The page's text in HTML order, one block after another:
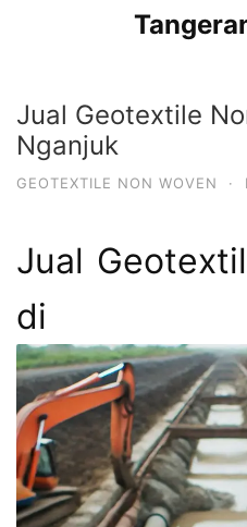
Jual Geotextile
Nganjuk
GEOTEXTILE NON WOVEN ·
Jual
di